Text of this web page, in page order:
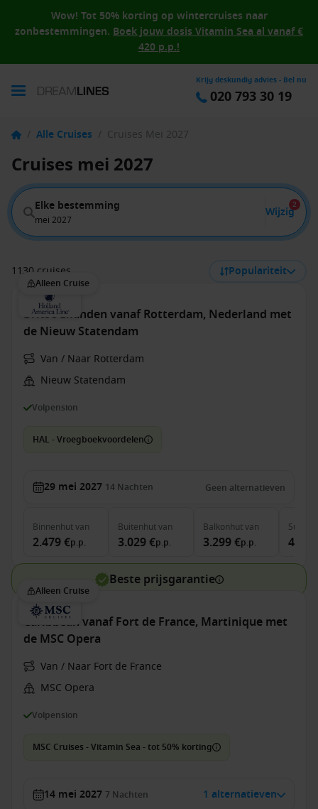
Wow! Tot 50% korting op wintercruises naar
zonbestemmingen. Boek jouw dosis Vitamin Sea al vanaf €
420 p.p.!
Krijg deskundig advies - Bel nu
020 793 30 19
/ Alle Cruises / Cruises Mei 2027
Cruises mei 2027
Elke bestemming
mei 2027
Wijzig
2
1130 cruises Populariteit
Alleen Cruise
Britse Eilanden vanaf Rotterdam, Nederland met
de Nieuw Statendam
Van / Naar Rotterdam
Nieuw Statendam
Volpension
HAL - Vroegboekvoordelen
29 mei 2027 14 Nachten Geen alternatieven
Binnenhutvan
2.479 €p.p.
Buitenhutvan
3.029 €p.p.
Balkonhutvan
3.299 €p.p.
Suite
Beste prijsgarantie
Alleen Cruise
Caribbean vanaf Fort de France, Martinique met
de MSC Opera
Van / Naar Fort de France
MSC Opera
Volpension
MSC Cruises - Vitamin Sea - tot 50% korting
14 mei 2027 7 Nachten 1 alternatieven